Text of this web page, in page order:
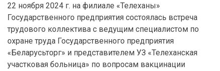
22 ноября 2024 г. на филиале «Телеханы»
Государственного предприятия состоялась встреча
трудового коллектива с ведущим специалистом по
охране труда Государственного предприятия
«Беларусьторг» и представителем УЗ «Телеханская
участковая больница» по вопросам вакцинации